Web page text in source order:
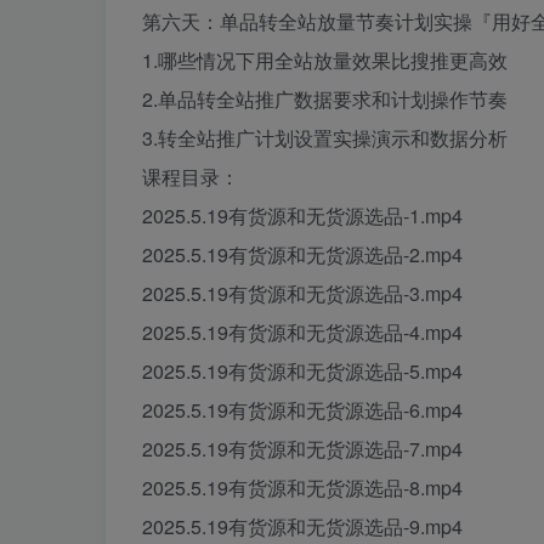
第六天：单品转全站放量节奏计划实操『用好
1.哪些情况下用全站放量效果比搜推更高效
2.单品转全站推广数据要求和计划操作节奏
3.转全站推广计划设置实操演示和数据分析
课程目录：
2025.5.19有货源和无货源选品-1.mp4
2025.5.19有货源和无货源选品-2.mp4
2025.5.19有货源和无货源选品-3.mp4
2025.5.19有货源和无货源选品-4.mp4
2025.5.19有货源和无货源选品-5.mp4
2025.5.19有货源和无货源选品-6.mp4
2025.5.19有货源和无货源选品-7.mp4
2025.5.19有货源和无货源选品-8.mp4
2025.5.19有货源和无货源选品-9.mp4